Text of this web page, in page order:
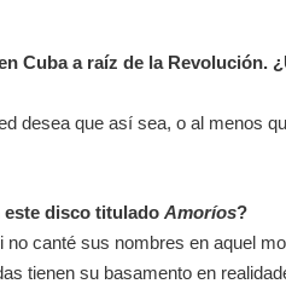
Cuba a raíz de la
desea que así sea, o al menos
este disco tituladoAmoríos?
canté sus nombres en aquel
tienen su basamento en